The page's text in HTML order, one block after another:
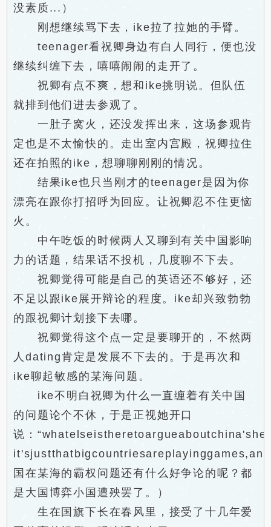
没素质...）
刚想继续骂下去，ike拉了拉她的手臂。
teenager看祝卿身边有白人同行，便也没
继续纠缠下去，嘻嘻闹闹的走开了。
祝卿有点不爽，想和ike挑明说。但队伍
就排到他们进去参观了。
一肚子窝火，还没发挥出来，这场参观肯
定也是不太愉快的。走出室内宫殿，祝卿拉住
还在拍照的ike，想聊聊刚刚的情况。
结果ike也只当刚才的teenager是因为你
漂亮在跟你打招呼为回应。让祝卿忍不住更恼
火。
中午吃饭的时候两人又聊到有关中国影响
力的话题，结果话不投机，几度聊不下去。
祝卿觉得可能是自己的英语还不够好，还
不足以跟ike展开辩论的程度。ike却兴致勃勃
的跟祝卿计划接下去哪。
祝卿觉得这个点一定是要聊开的，不然两
人dating肯定是发展不下去的。于是再次和
ike聊起敏感的某海问题。
ike不明白祝卿为什么一直缠着有关中国
的问题论个不休，于是正视她开口
说：
国在某海的霸权问题还有什么好争论的呢？都
是大国博弈小国遭殃罢了。）
生在国旗下长在春风里，接受了十几年爱